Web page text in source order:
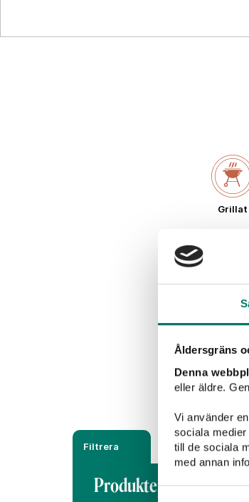
Åldersgräns
Denna
eller äldre.
Vi använder
sociala
till de sociala
med annan
Samtyckesval
Grillat
Rött vin
Filtrera
Produkter (1)